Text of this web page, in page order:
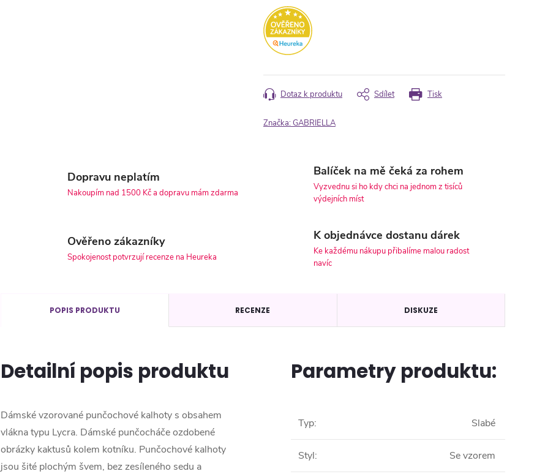
Tisk
Dotaz k produktu Sdílet
Značka:GABRIELLA
Dopravu neplatím
Nakoupím nad 1500 Kč a dopravu mám zdarma
Balíček na mě čeká za rohem
Vyzvednu si ho kdy chci na jednom z tisíců
výdejních míst
Ověřeno zákazníky
Spokojenost potvrzují recenze na Heureka
K objednávce dostanu dárek
Ke každému nákupu přibalíme malou radost
navíc
POPIS PRODUKTU RECENZE DISKUZE
Detailní popis produktu
Dámské vzorované punčochové kalhoty s obsahem
vlákna typu Lycra. Dámské punčocháče ozdobené
obrázky kaktusů kolem kotníku. Punčochové kalhoty
jsou šité plochým švem, bez zesíleného sedu a
Parametry produktu:
Typ: Slabé
Styl: Se vzorem